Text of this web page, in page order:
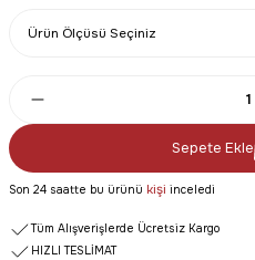
Sepete Ekle
Son 24 saatte bu ürünü kişi inceledi
Tüm Alışverişlerde Ücretsiz Kargo
HIZLI TESLİMAT